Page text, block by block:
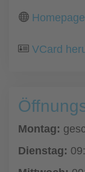
VCard
Montag:
Dienstag: